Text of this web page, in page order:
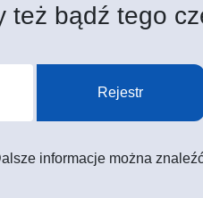
też bądź tego
Rejestr
informacje można